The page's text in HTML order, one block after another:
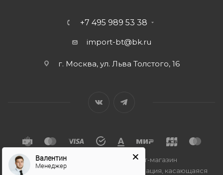
+7 495 989 53 38
import-bt@bk.ru
г. Москва, ул. Льва Толстого, 16
2026 © Import-bt.ru - интернет-магазин
Вся представленная на сайте информация, касающаяся
Валентин
Менеджер